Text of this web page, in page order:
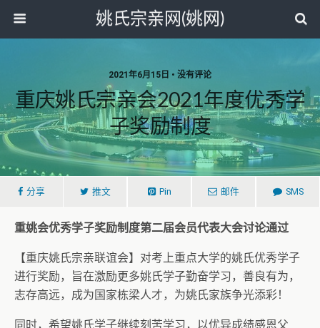
姚氏宗亲网(姚网)
2021年6月15日 • 没有评论
重庆姚氏宗亲会2021年度优秀学
子奖励制度
分享 推文 Pin 邮件 SMS
重姚会优秀学子奖励制度第二届会员代表大会讨论通过
【重庆姚氏宗亲联谊会】对考上重点大学的姚氏优秀学子
进行奖励，旨在激励更多姚氏学子勤奋学习，善良有为，
志存高远，成为国家栋梁人才，为姚氏家族争光添彩！
同时，希望姚氏学子继续刻苦学习，以优异成绩感恩父